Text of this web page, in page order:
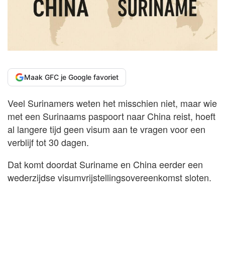
Maak GFC je Google favoriet
Veel Surinamers weten het misschien niet, maar wie
met een Surinaams paspoort naar China reist, hoeft
al langere tijd geen visum aan te vragen voor een
verblijf tot 30 dagen.
Dat komt doordat Suriname en China eerder een
wederzijdse visumvrijstellingsovereenkomst sloten.